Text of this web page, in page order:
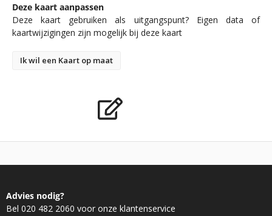
Deze kaart aanpassen
Deze kaart gebruiken als uitgangspunt? Eigen data of
kaartwijzigingen zijn mogelijk bij deze kaart
Ik wil een Kaart op maat
Advies nodig?
Bel 020 482 2060 voor onze klantenservice